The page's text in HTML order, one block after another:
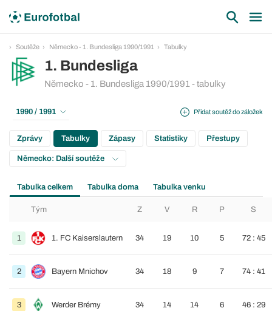
Soutěže Německo - 1. Bundesliga 1990/1991 Tabulky
1. Bundesliga
Německo - 1. Bundesliga 1990/1991 - tabulky
Přidat soutěž do záložek
1990 / 1991
Zprávy Tabulky Zápasy Statistiky Přestupy
Německo: Další soutěže
Tabulka celkem Tabulka doma Tabulka venku
Tým Z V R P S
1 1. FC Kaiserslautern 34 19 10 5 72 : 45
2 Bayern Mnichov 34 18 9 7 74 : 41
3 Werder Brémy 34 14 14 6 46 : 29